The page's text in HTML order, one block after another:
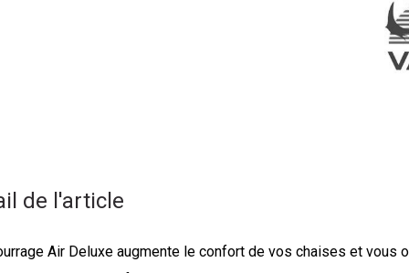
de l'article
Air Deluxe augmente le confort de vos chaises et